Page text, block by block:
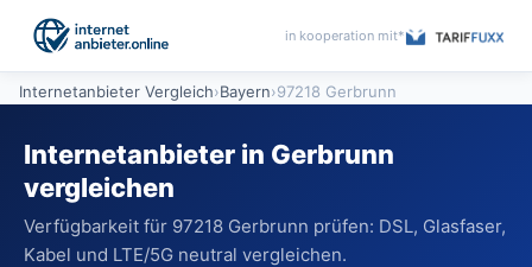
in kooperation mit*
Internetanbieter Vergleich›Bayern›97218 Gerbrunn
Internetanbieter in Gerbrunn
vergleichen
Verfügbarkeit für 97218 Gerbrunn prüfen: DSL, Glasfaser,
Kabel und LTE/5G neutral vergleichen.